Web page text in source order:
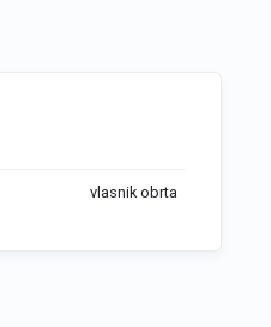
vlasnik obrta